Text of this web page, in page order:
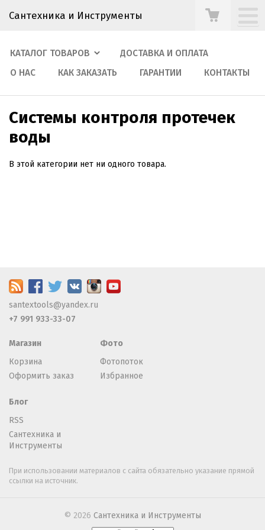
Сантехника и Инструменты
КАТАЛОГ ТОВАРОВ
ДОСТАВКА И ОПЛАТА
О НАС
КАК ЗАКАЗАТЬ ГАРАНТИИ КОНТАКТЫ
Системы контроля протечек
воды
В этой категории нет ни одного товара.
santextools@yandex.ru
+7 991 933-33-07
Магазин
Корзина
Оформить заказ
Фото
Фотопоток
Избранное
Блог
RSS
Сантехника и
Инструменты
При использовании материалов с сайта обязательно указание прямой
ссылки на источник.
© 2026 Сантехника и Инструменты